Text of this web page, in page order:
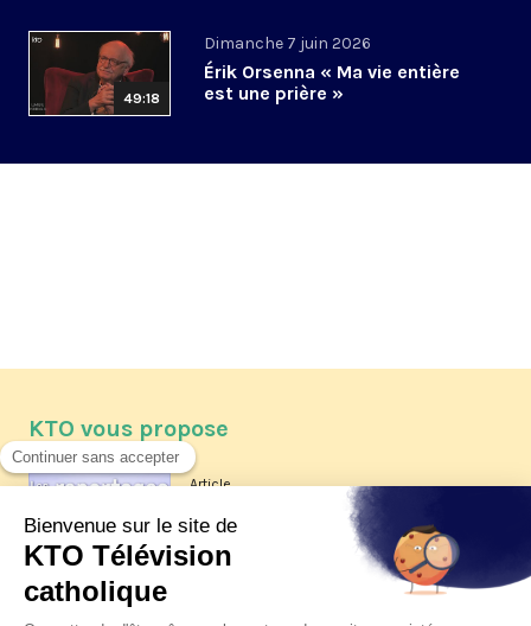
49:18
Dimanche 7 juin 2026
Érik Orsenna « Ma vie entière
est une prière »
KTO vous propose
Article
Les reportages d'été 2026 de KTO
La visite pastorale du pape Léon